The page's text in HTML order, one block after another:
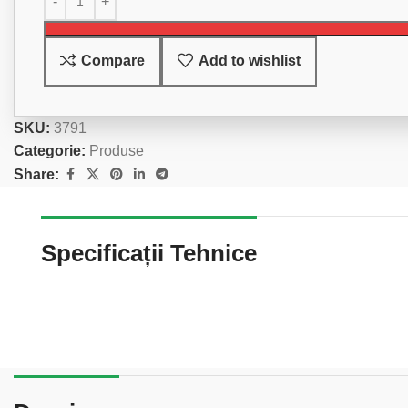
Compare Add to wishlist
SKU: 3791
Categorie: Produse
Share:
Specificații Tehnice